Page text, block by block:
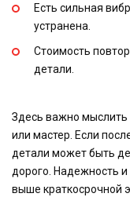
Есть сильная
устранена.
Стоимость
детали.
Здесь важно мыслить
или мастер. Если
детали может быть
дорого. Надежность
выше краткосрочной